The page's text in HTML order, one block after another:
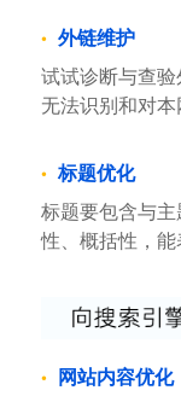
外链维护
试试诊断与查
无法识别和对
标题优化
标题要包含与
性、概括性，能
网站内容优化